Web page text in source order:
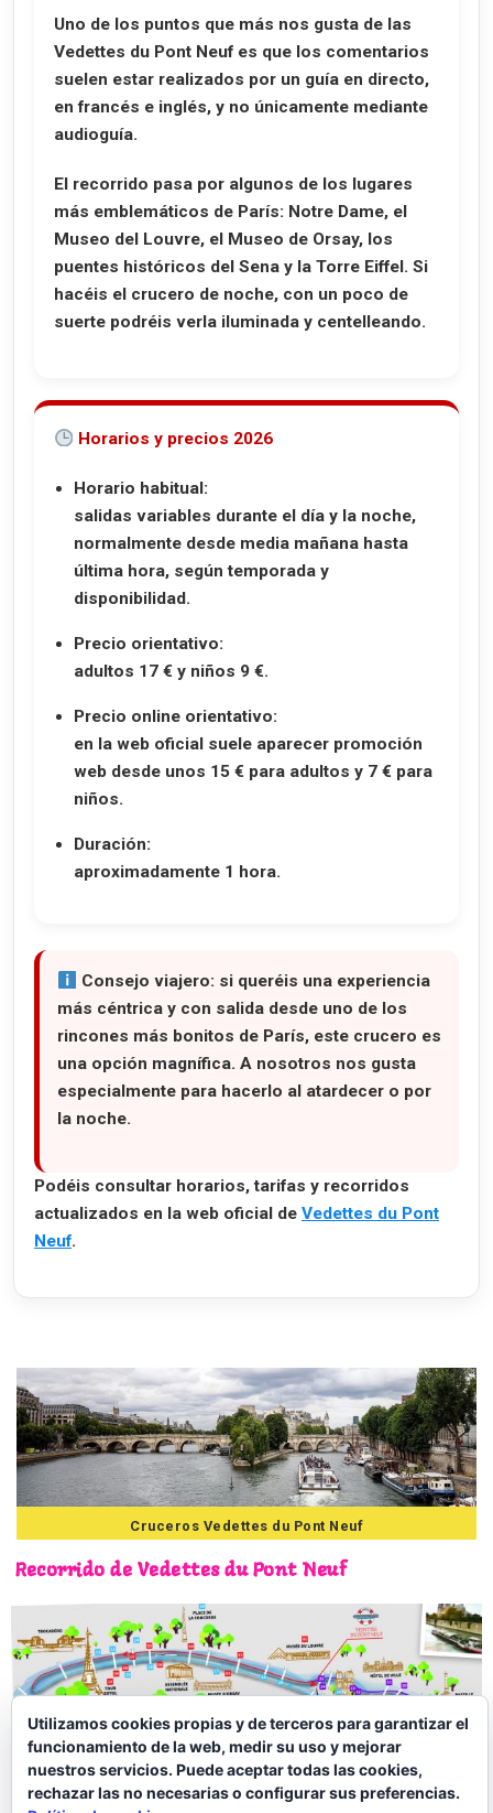
Uno de los puntos que más nos gusta de las
Vedettes du Pont Neuf es que los comentarios
suelen estar realizados por un guía en directo,
enfrancés e inglés, y no únicamente mediante
audioguía.
El recorrido pasa por algunos de los lugares
más emblemáticos de París: Notre Dame, el
Museo del Louvre, el Museo de Orsay, los
puentes históricos del Sena y la Torre Eiffel. Si
hacéis el crucero de noche, con un poco de
suerte podréis verla iluminada y centelleando.
Horarios y precios 2026
Horario habitual:
salidas variables durante el día y la noche,
normalmente desde media mañana hasta
última hora, según temporada y
disponibilidad.
Precio orientativo:
adultos 17 € y niños 9 €.
Precio online orientativo:
en la web oficial suele aparecer promoción
web desde unos 15 € para adultos y 7 € para
niños.
Duración:
aproximadamente 1 hora.
Consejo viajero: si queréis una experiencia
más céntrica y con salida desde uno de los
rincones más bonitos de París, este crucero es
una opción magnífica. A nosotros nos gusta
especialmente para hacerlo al atardecer o por
la noche.
Podéis consultar horarios, tarifas y recorridos
actualizados en la web oficial de Vedettes du Pont
Neuf.
Cruceros Vedettes du Pont Neuf
Recorrido de Vedettes du Pont Neuf
Mapa del crucero de Vedettes du Pont Neuf ©Vedettes du Pont
Utilizamos cookies propias y de terceros para garantizar el
funcionamiento de la web, medir su uso y mejorar
nuestros servicios. Puede aceptar todas las cookies,
rechazar las no necesarias o configurar sus preferencias.